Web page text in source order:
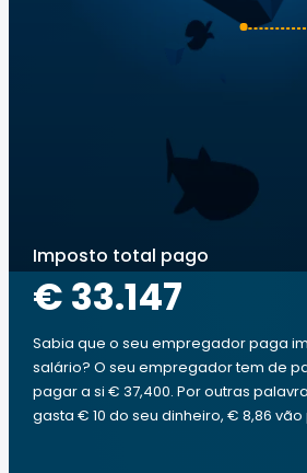
Imposto total pago
€ 33.147
Sabia que o seu empregador paga
salário? O seu empregador tem de
pagar a si € 37,400. Por outras
gasta € 10 do seu dinheiro, € 8,86